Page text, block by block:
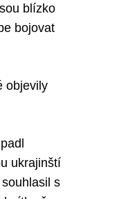
blízko
bojovat
objevily
ukrajinští
s